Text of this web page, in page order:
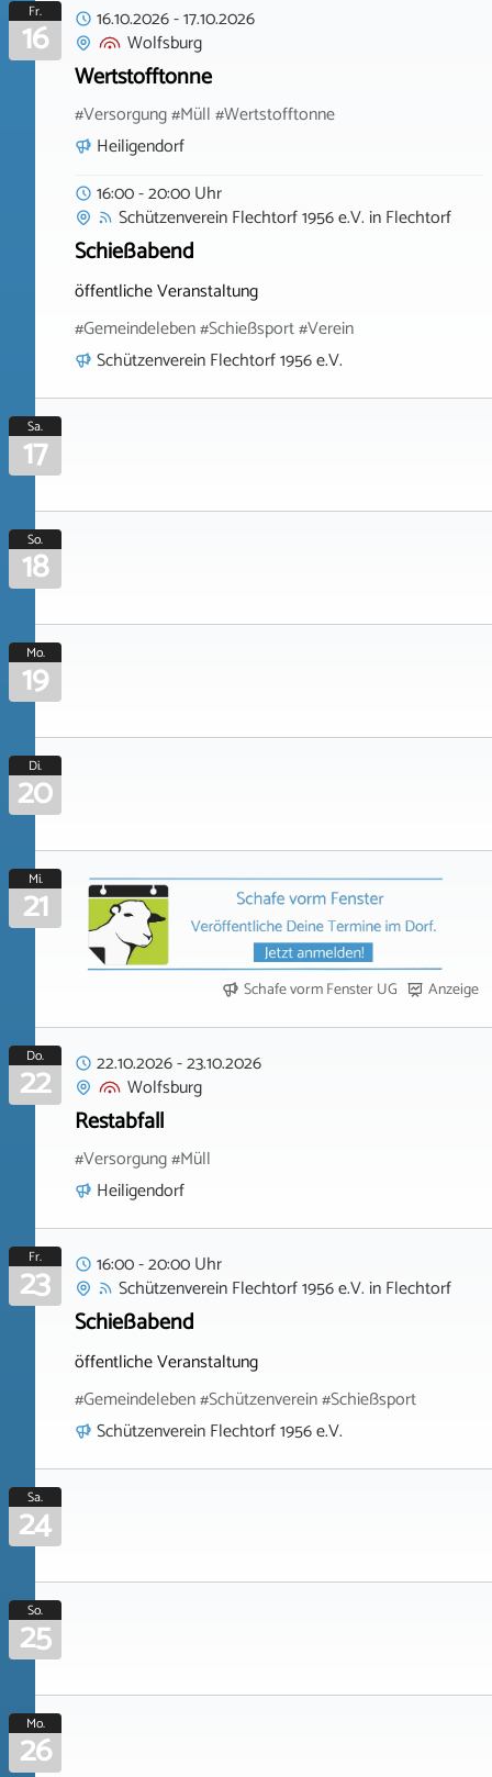
Fr.
16 16.10.2026-17.10.2026
Wolfsburg
Wertstofftonne
#Versorgung #Müll #Wertstofftonne
Heiligendorf
16:00 - 20:00 Uhr
Schützenverein Flechtorf 1956 e.V. inFlechtorf
Schießabend
öffentliche Veranstaltung
#Gemeindeleben #Schießsport #Verein
Schützenverein Flechtorf 1956 e.V.
Sa.
17
So.
18
Mo.
19
Di.
20
Mi.
21
Schafe vorm Fenster UG Anzeige
Do.
22 22.10.2026-23.10.2026
Wolfsburg
Restabfall
#Versorgung #Müll
Heiligendorf
Fr.
23
16:00 - 20:00 Uhr
Schützenverein Flechtorf 1956 e.V. inFlechtorf
Schießabend
öffentliche Veranstaltung
#Gemeindeleben #Schützenverein #Schießsport
Schützenverein Flechtorf 1956 e.V.
Sa.
24
So.
25
Mo.
26